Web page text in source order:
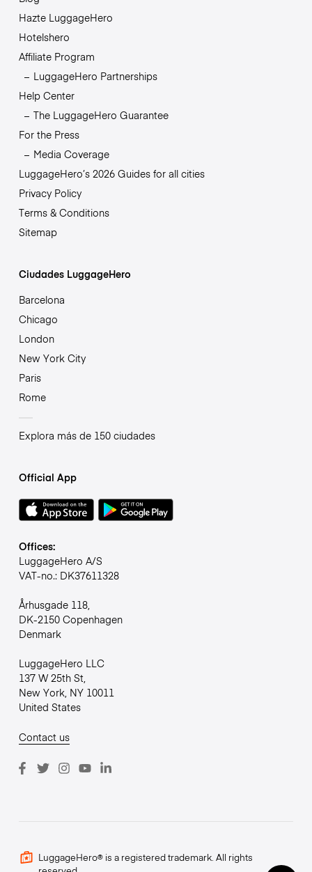
Hazte LuggageHero
Hotelshero
Affiliate Program
LuggageHero Partnerships
Help Center
The LuggageHero Guarantee
For the Press
Media Coverage
LuggageHero’s 2026 Guides for all cities
Privacy Policy
Terms & Conditions
Sitemap
Ciudades LuggageHero
Barcelona
Chicago
London
New York City
Paris
Rome
Explora más de 150 ciudades
Official App
Offices:
LuggageHero A/S
VAT-no.: DK37611328
Århusgade 118,
DK-2150 Copenhagen
Denmark
LuggageHero LLC
137 W 25th St,
New York, NY 10011
United States
Contact us
LuggageHero® is a registered trademark. All rights